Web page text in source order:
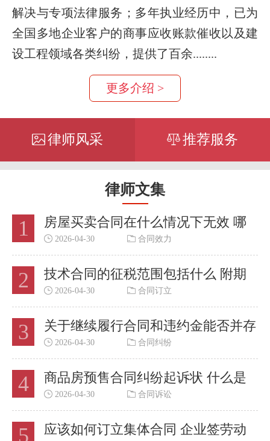
解决与专项法律服务；多年执业经历中，已为
全国多地企业客户的商事应收账款催收以及建
设工程领域各类纠纷，提供了百余........
更多介绍 >
律师风采 推荐服务
律师文集
1
房屋买卖合同在什么情况下无效 哪
些合同视为无效合同
2026-04-30 合同效力
2
技术合同的征税范围包括什么 附期
限的合同的效力的法条是什么？
2026-04-30 合同订立
3
关于继续履行合同和违约金能否并存
法律规定什么是合同效力纠纷？
2026-04-30 合同纠纷
4
商品房预售合同纠纷起诉状 什么是
广告合同纠纷问题
2026-04-30 合同诉讼
5
应该如何订立集体合同 企业签劳动